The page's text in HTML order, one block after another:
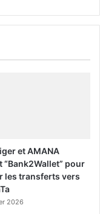
et AMANA
“Bank2Wallet” pour
les transferts vers
2026